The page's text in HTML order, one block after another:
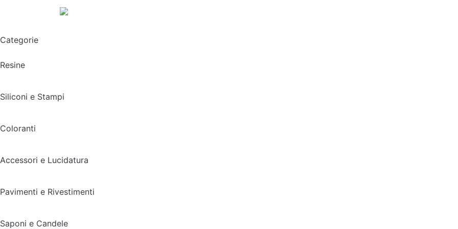
Categorie
Resine
Siliconi e Stampi
Coloranti
Accessori e Lucidatura
Pavimenti e Rivestimenti
Saponi e Candele